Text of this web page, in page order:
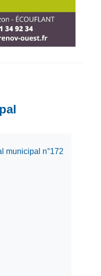
municipal n°172